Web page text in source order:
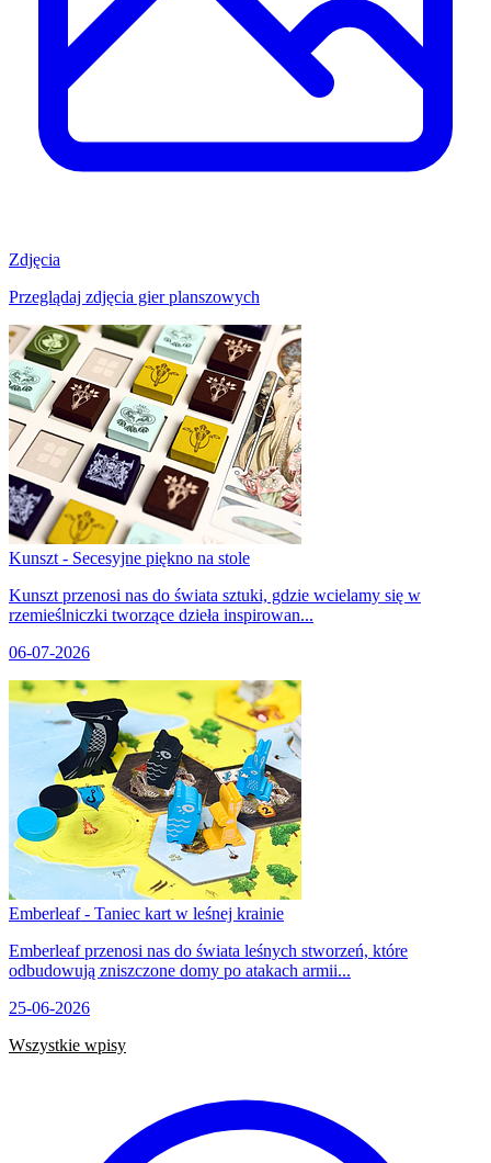
Zdjęcia
Przeglądaj zdjęcia gier planszowych
Kunszt - Secesyjne piękno na stole
Kunszt przenosi nas do świata sztuki, gdzie wcielamy się w
rzemieślniczki tworzące dzieła inspirowan...
06-07-2026
Emberleaf - Taniec kart w leśnej krainie
Emberleaf przenosi nas do świata leśnych stworzeń, które
odbudowują zniszczone domy po atakach armii...
25-06-2026
Wszystkie wpisy